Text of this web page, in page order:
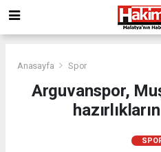
Anasayfa Spor
Arguvanspor,